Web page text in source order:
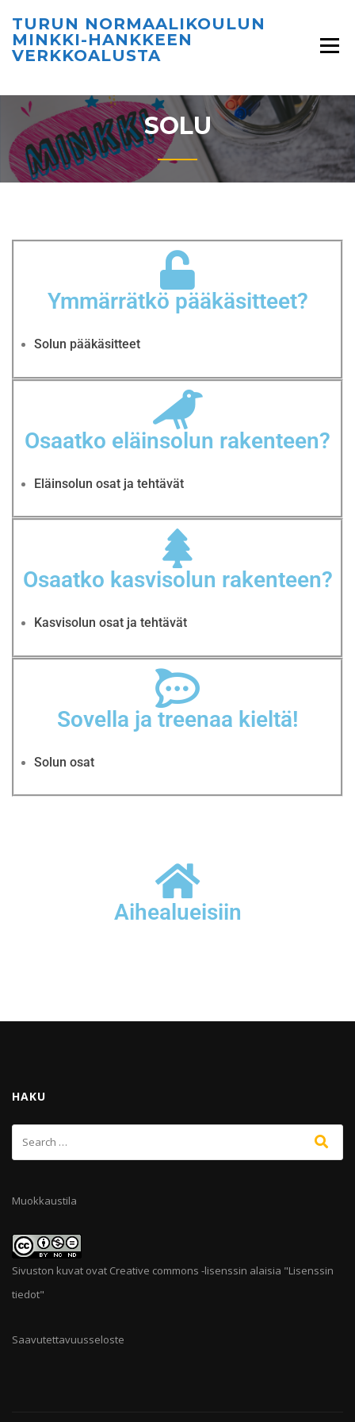
TURUN NORMAALIKOULUN
MINKKI-HANKKEEN
VERKKOALUSTA
SOLU
Ymmärrätkö pääkäsitteet?
Solun pääkäsitteet
Osaatko eläinsolun rakenteen?
Eläinsolun osat ja tehtävät
Osaatko kasvisolun rakenteen?
Kasvisolun osat ja tehtävät
Sovella ja treenaa kieltä!
Solun osat
Aihealueisiin
HAKU
Muokkaustila
Sivuston kuvat ovat Creative commons -lisenssin alaisia "Lisenssin
tiedot"
Saavutettavuusseloste